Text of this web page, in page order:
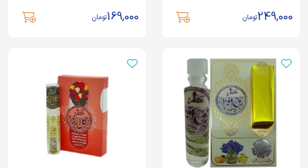
249,000تومان 169,000تومان